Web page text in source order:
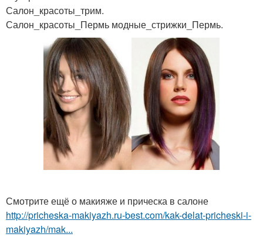
Салон_красоты_трим.
Салон_красоты_Пермь модные_стрижки_Пермь.
Смотрите ещё о макияже и прическа в салоне
http://pricheska-makiyazh.ru-best.com/kak-delat-pricheski-i-
makiyazh/mak...